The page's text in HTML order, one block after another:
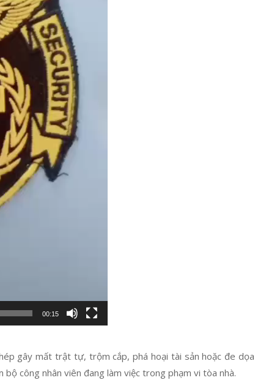
00:15
gây mất trật tự, trộm cắp, phá hoại tài sản hoặc đe dọa
bộ công nhân viên đang làm việc trong phạm vi tòa nhà.